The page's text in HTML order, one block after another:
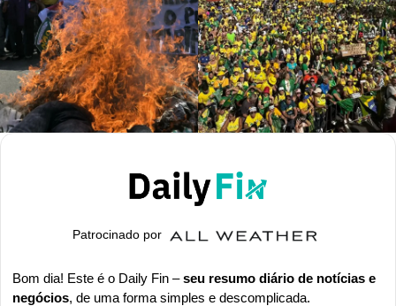
Patrocinado por
Bom dia! Este é o Daily Fin – seu resumo diário de notícias e
negócios, de uma forma simples e descomplicada.